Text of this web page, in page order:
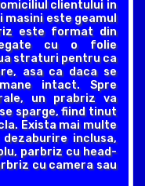
clientului in
masini este geamul
este format din
cu o folie
straturi pentru ca
asa ca daca se
intact. Spre
un prabriz va
sparge, fiind tinut
Exista mai multe
inclusa,
parbriz cu head-
cu camera sau